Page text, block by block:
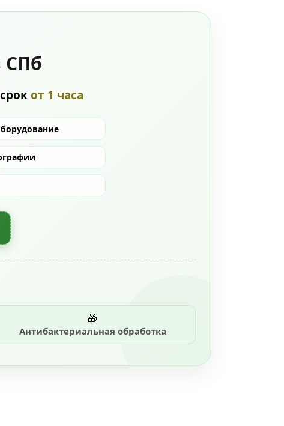
СПб
от 1 часа
🎁
Антибактериальная обработка